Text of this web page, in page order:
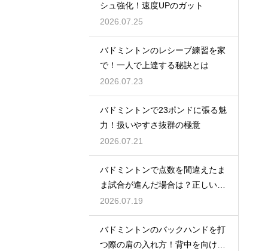
シュ強化！速度UPのガット
2026.07.25
バドミントンのレシーブ練習を家
で！一人で上達する秘訣とは
2026.07.23
バドミントンで23ポンドに張る魅
力！扱いやすさ抜群の極意
2026.07.21
バドミントンで点数を間違えたま
ま試合が進んだ場合は？正しい修
正方法
2026.07.19
バドミントンのバックハンドを打
つ際の肩の入れ方！背中を向けて